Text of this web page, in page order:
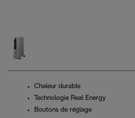
Chaleur durable
Technologie Real Energy
Boutons de réglage